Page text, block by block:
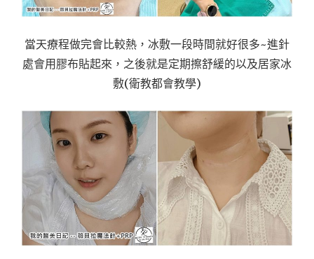
當天療程做完會比較熱，冰敷一段時間就好很多~進針
處會用膠布貼起來，之後就是定期擦舒緩的以及居家冰
敷(衛教都會教學)